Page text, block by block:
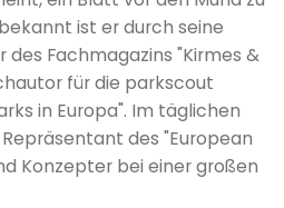
ist er durch seine
Fachmagazins "Kirmes &
für die parkscout
in Europa". Im täglichen
des "European
Konzepter bei einer großen